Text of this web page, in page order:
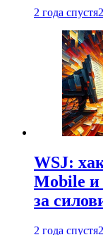
2 года спустя
WSJ:
Mobile и
за
2 года спустя